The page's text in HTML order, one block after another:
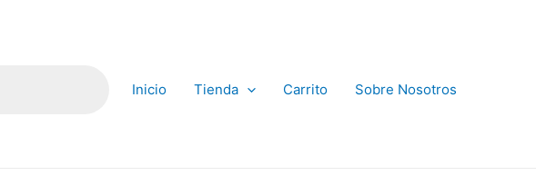
Inicio Tienda Carrito Sobre Nosotros